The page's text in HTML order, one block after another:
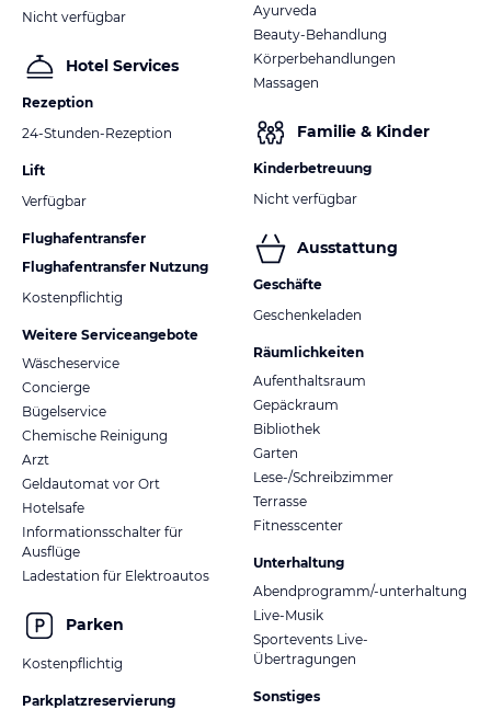
Nicht verfügbar
Hotel Services
Rezeption
24-Stunden-Rezeption
Lift
Verfügbar
Flughafentransfer
Flughafentransfer Nutzung
Kostenpflichtig
Weitere Serviceangebote
Wäscheservice
Concierge
Bügelservice
Chemische Reinigung
Arzt
Geldautomat vor Ort
Hotelsafe
Informationsschalter für
Ausflüge
Ladestation für Elektroautos
Parken
Kostenpflichtig
Parkplatzreservierung
Ayurveda
Beauty-Behandlung
Körperbehandlungen
Massagen
Familie & Kinder
Kinderbetreuung
Nicht verfügbar
Ausstattung
Geschäfte
Geschenkeladen
Räumlichkeiten
Aufenthaltsraum
Gepäckraum
Bibliothek
Garten
Lese-/Schreibzimmer
Terrasse
Fitnesscenter
Unterhaltung
Abendprogramm/-unterhaltung
Live-Musik
Sportevents Live-
Übertragungen
Sonstiges